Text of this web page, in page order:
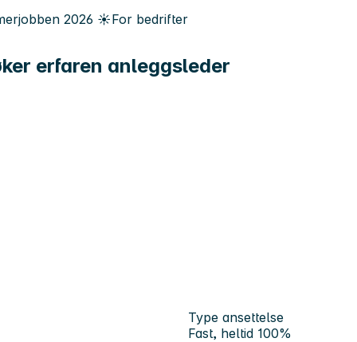
2026 ☀️For bedrifter
erfaren anleggsleder
Type ansettelse
Fast, heltid 100%